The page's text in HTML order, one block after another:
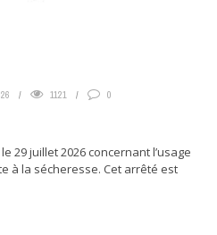
1121 0
29 juillet 2026 concernant l’usage
à la sécheresse. Cet arrêté est